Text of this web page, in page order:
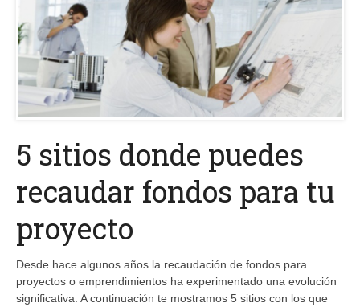
5 sitios donde puedes
recaudar fondos para tu
proyecto
Desde hace algunos años la recaudación de fondos para
proyectos o emprendimientos ha experimentado una evolución
significativa. A continuación te mostramos 5 sitios con los que